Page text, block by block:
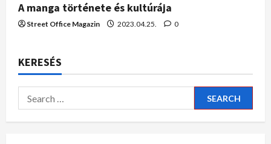
A manga története és kultúrája
Street Office Magazin 2023.04.25. 0
KERESÉS